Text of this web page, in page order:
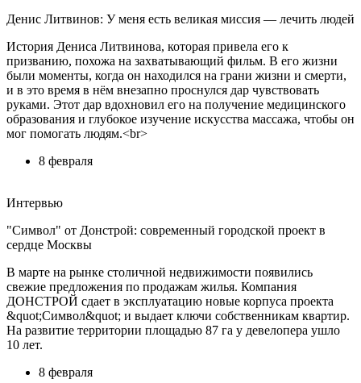
Денис Литвинов: У меня есть великая миссия — лечить людей
История Дениса Литвинова, которая привела его к
призванию, похожа на захватывающий фильм. В его жизни
были моменты, когда он находился на грани жизни и смерти,
и в это время в нём внезапно проснулся дар чувствовать
руками. Этот дар вдохновил его на получение медицинского
образования и глубокое изучение искусства массажа, чтобы он
мог помогать людям.<br>
8 февраля
Интервью
"Символ" от Донстрой: современный городской проект в
сердце Москвы
В марте на рынке столичной недвижимости появились
свежие предложения по продажам жилья. Компания
ДОНСТРОЙ сдает в эксплуатацию новые корпуса проекта
&quot;Символ&quot; и выдает ключи собственникам квартир.
На развитие территории площадью 87 га у девелопера ушло
10 лет.
8 февраля